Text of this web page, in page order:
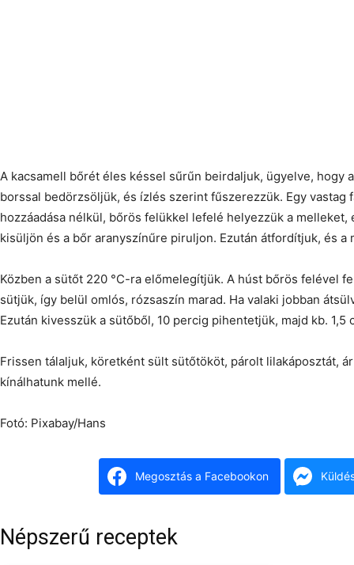
A kacsamell bőrét éles késsel sűrűn beirdaljuk, ügyelve, hogy
borssal bedörzsöljük, és ízlés szerint fűszerezzük. Egy vastag
hozzáadása nélkül, bőrös felükkel lefelé helyezzük a
kisüljön és a bőr aranyszínűre piruljon. Ezután átfordítjuk, és a
Közben a sütőt 220 °C-ra előmelegítjük. A húst bőrös felével
sütjük, így belül omlós, rózsaszín marad. Ha valaki jobban
Ezután kivesszük a sütőből, 10 percig pihentetjük, majd kb. 1,5
Frissen tálaljuk, köretként sült sütőtököt, párolt lilakáposztát,
kínálhatunk mellé.
Fotó: Pixabay/Hans
Megosztás a Facebookon
Népszerű receptek